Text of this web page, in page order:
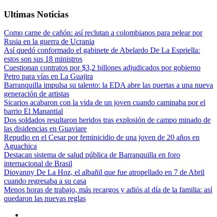
Ultimas Noticias
Como carne de cañón: así reclutan a colombianos para pelear por
Rusia en la guerra de Ucrania
Así quedó conformado el gabinete de Abelardo De La Espriella:
estos son sus 18 ministros
Cuestionan contratos por $3,2 billones adjudicados por gobierno
Petro para vías en La Guajira
Barranquilla impulsa su talento: la EDA abre las puertas a una nueva
generación de artistas
Sicarios acabaron con la vida de un joven cuando caminaba por el
barrio El Manantial
Dos soldados resultaron heridos tras explosión de campo minado de
las disidencias en Guaviare
Repudio en el Cesar por feminicidio de una joven de 20 años en
Aguachica
Destacan sistema de salud pública de Barranquilla en foro
internacional de Brasil
Diovanny De La Hoz, el albañil que fue atropellado en 7 de Abril
cuando regresaba a su casa
Menos horas de trabajo, más recargos y adiós al día de la familia: así
quedaron las nuevas reglas